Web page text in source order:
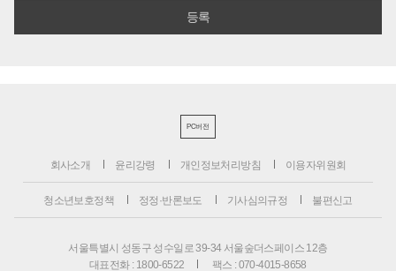
PC버전
회사소개 윤리강령 개인정보처리방침 이용자위원회
청소년보호정책 정정·반론보도 기사심의규정 불편신고
서울특별시 성동구 성수일로 39-34 서울숲더스페이스 12층
대표전화 : 1800-6522
팩스 : 070-4015-8658